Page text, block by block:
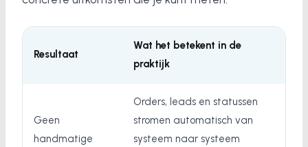
Resultaat
Wat het betekent in de
praktijk
Geen
handmatige
Orders, leads en statussen
stromen automatisch van
systeem naar systeem